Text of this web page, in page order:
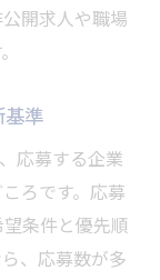
開求人や職場
基準
応募する企業
ろです。応募
条件と優先順
、応募数が多